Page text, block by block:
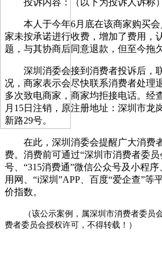
投诉内容：（以下为投诉人诉称）
本人于今年6月底在该商家购买
家未按承诺进行收费，增加了费用，
题，与其协商后同意退款，但至今拖
深圳消委会接到消费者投诉后，
况，商家表示会尽快联系消费者处理
多次致电商家，商家均拒接电话。经
月15日注销，原注册地址：深圳市龙
新路29号。
在此，深圳消委会提醒广大消费
费。消费前可通过“深圳市消费者委
号、“315消费通”微信公众号及小程
用网、“i深圳”APP、百度“爱企查”等
价指数。
（该公示案例，属深圳市消费者委员
费者委员会授权许可，不得转载！）